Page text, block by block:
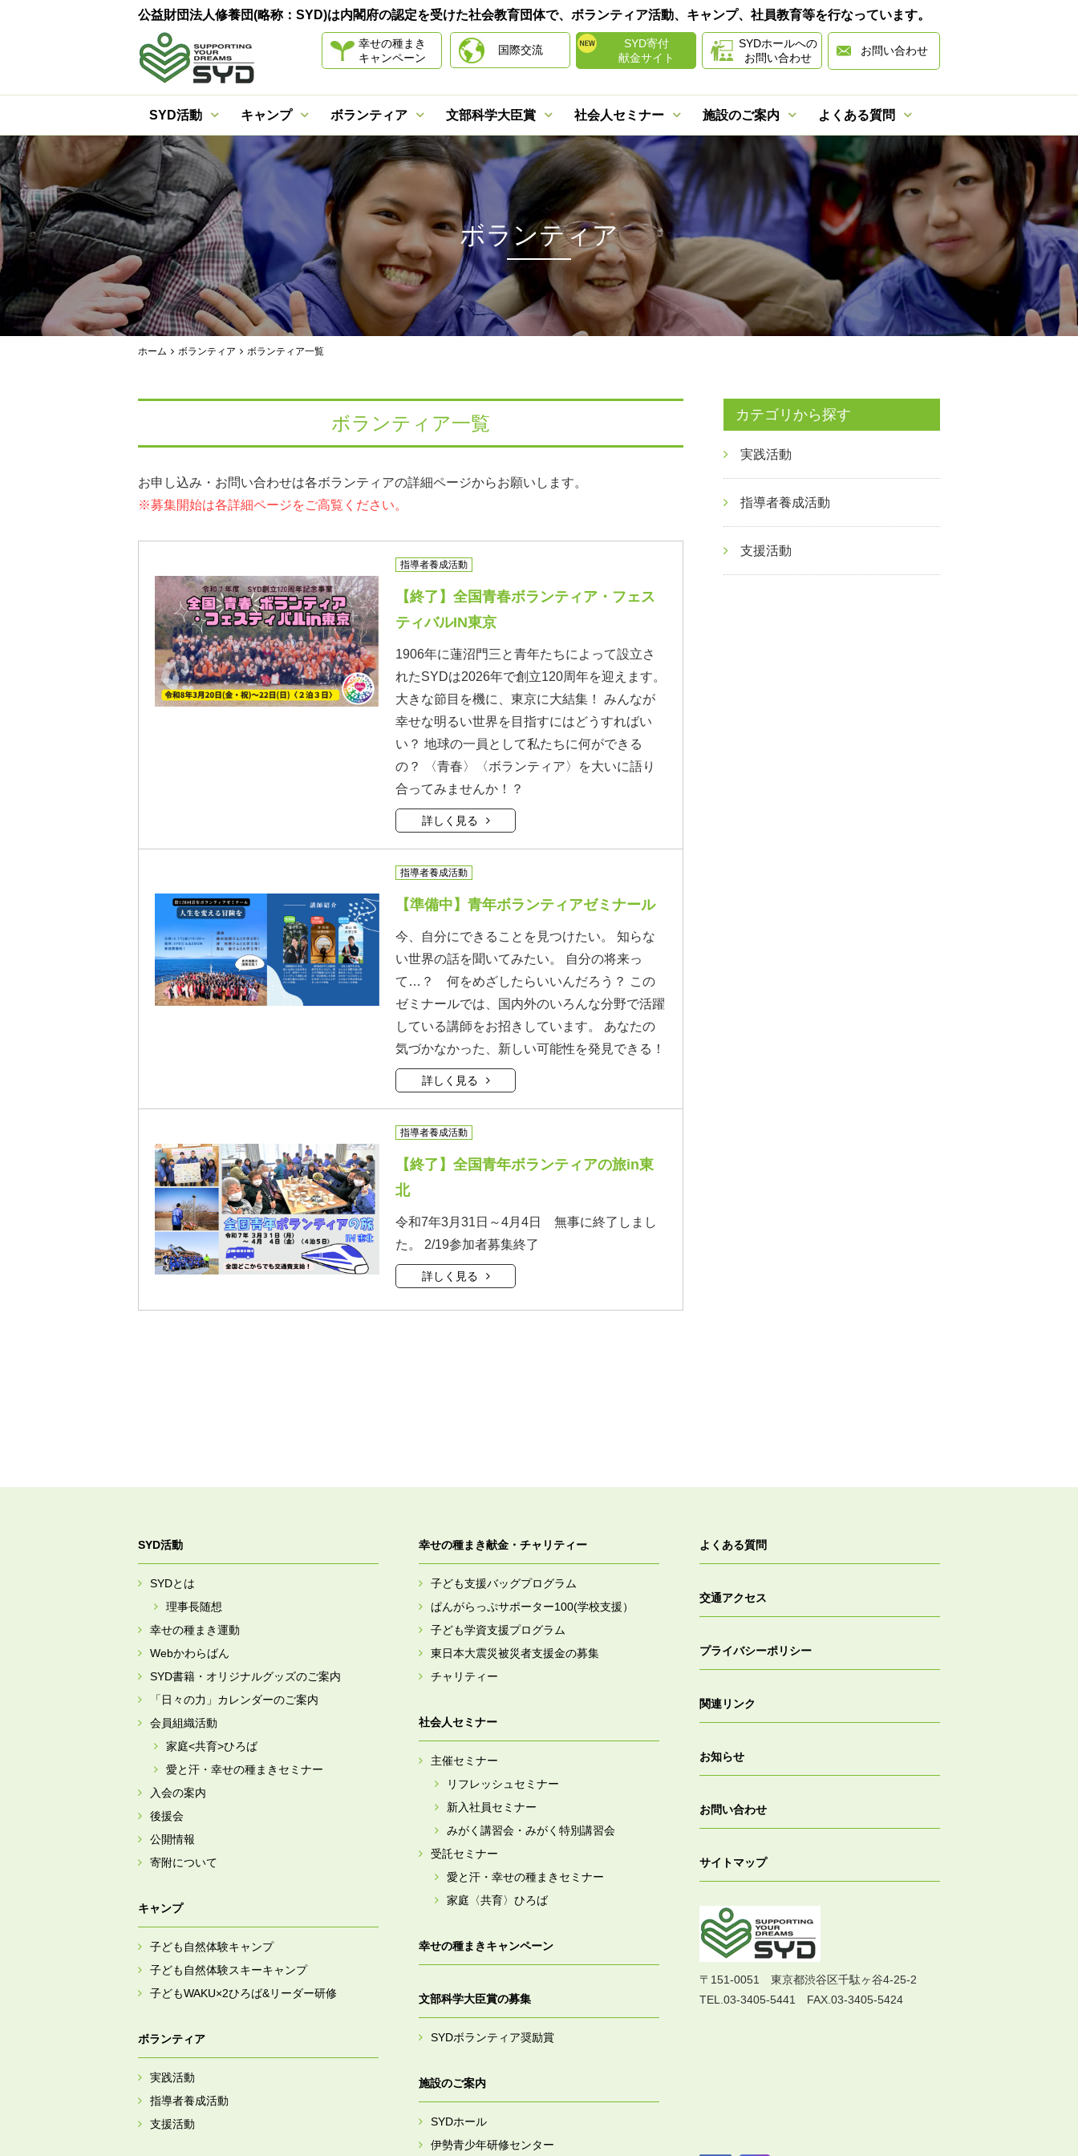
公益財団法人修養団(略称：SYD)は内閣府の認定を受けた社会教育団体で、ボランティア活動、キャンプ、社員教育等を行なっています。
幸せの種まき
キャンペーン
国際交流
SYD寄付
献金サイト
SYDホールへの
お問い合わせ
お問い合わせ
SYD活動 キャンプ ボランティア 文部科学大臣賞 社会人セミナー 施設のご案内 よくある質問
ボランティア
ホーム ボランティア ボランティア一覧
ボランティア一覧
お申し込み・お問い合わせは各ボランティアの詳細ページからお願いします。
※募集開始は各詳細ページをご高覧ください。
指導者養成活動
【終了】全国青春ボランティア・フェス
ティバルIN東京
1906年に蓮沼門三と青年たちによって設立さ
れたSYDは2026年で創立120周年を迎えます。
大きな節目を機に、東京に大結集！ みんなが
幸せな明るい世界を目指すにはどうすればい
い？ 地球の一員として私たちに何ができる
の？ 〈青春〉〈ボランティア〉を大いに語り
合ってみませんか！？
詳しく見る
指導者養成活動
【準備中】青年ボランティアゼミナール
今、自分にできることを見つけたい。 知らな
い世界の話を聞いてみたい。 自分の将来っ
て…？ 何をめざしたらいいんだろう？ この
ゼミナールでは、国内外のいろんな分野で活躍
している講師をお招きしています。 あなたの
気づかなかった、新しい可能性を発見できる！
詳しく見る
指導者養成活動
【終了】全国青年ボランティアの旅in東
北
令和7年3月31日～4月4日 無事に終了しまし
た。 2/19参加者募集終了
詳しく見る
カテゴリから探す
実践活動
指導者養成活動
支援活動
SYD活動
SYDとは
理事長随想
幸せの種まき運動
Webかわらばん
SYD書籍・オリジナルグッズのご案内
「日々の力」カレンダーのご案内
会員組織活動
家庭<共育>ひろば
愛と汗・幸せの種まきセミナー
入会の案内
後援会
公開情報
寄附について
キャンプ
子ども自然体験キャンプ
子ども自然体験スキーキャンプ
子どもWAKU×2ひろば&リーダー研修
ボランティア
実践活動
指導者養成活動
支援活動
幸せの種まき献金・チャリティー
子ども支援バッグプログラム
ぱんがらっぷサポーター100(学校支援）
子ども学資支援プログラム
東日本大震災被災者支援金の募集
チャリティー
社会人セミナー
主催セミナー
リフレッシュセミナー
新入社員セミナー
みがく講習会・みがく特別講習会
受託セミナー
愛と汗・幸せの種まきセミナー
家庭〈共育〉ひろば
幸せの種まきキャンペーン
文部科学大臣賞の募集
SYDボランティア奨励賞
施設のご案内
SYDホール
伊勢青少年研修センター
よくある質問
交通アクセス
プライバシーポリシー
関連リンク
お知らせ
お問い合わせ
サイトマップ
〒151-0051 東京都渋谷区千駄ヶ谷4-25-2
TEL.03-3405-5441 FAX.03-3405-5424